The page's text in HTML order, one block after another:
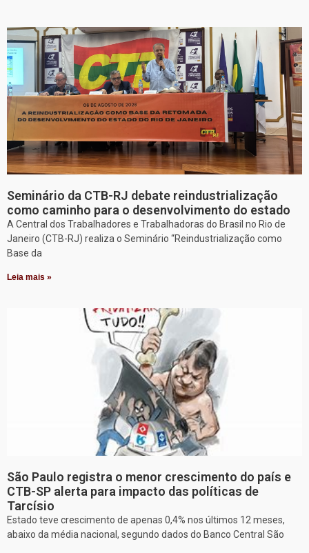
Seminário da CTB-RJ debate reindustrialização
como caminho para o desenvolvimento do estado
A Central dos Trabalhadores e Trabalhadoras do Brasil no Rio de
Janeiro (CTB-RJ) realiza o Seminário “Reindustrialização como
Base da
Leia mais »
São Paulo registra o menor crescimento do país e
CTB-SP alerta para impacto das políticas de
Tarcísio
Estado teve crescimento de apenas 0,4% nos últimos 12 meses,
abaixo da média nacional, segundo dados do Banco Central São